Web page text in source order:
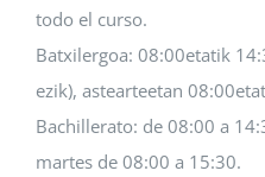
todo el curso.
Batxilergoa: 08:00etatik
ezik), astearteetan
Bachillerato: de 08:00 a
martes de 08:00 a 15:30.